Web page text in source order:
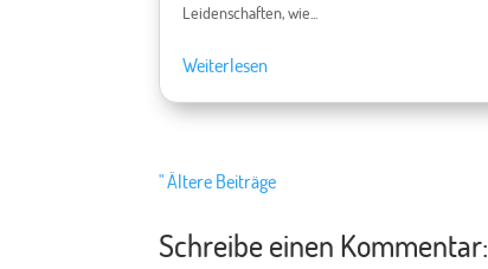
Leidenschaften, wie...
Weiterlesen
" Ältere Beiträge
Schreibe einen Kommentar: